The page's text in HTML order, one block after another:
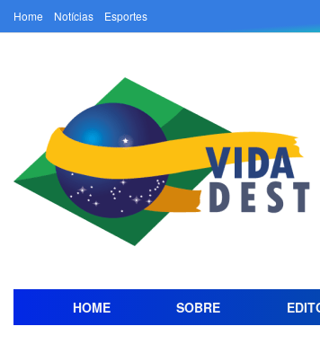
Home Notícias Esportes
HOME SOBRE